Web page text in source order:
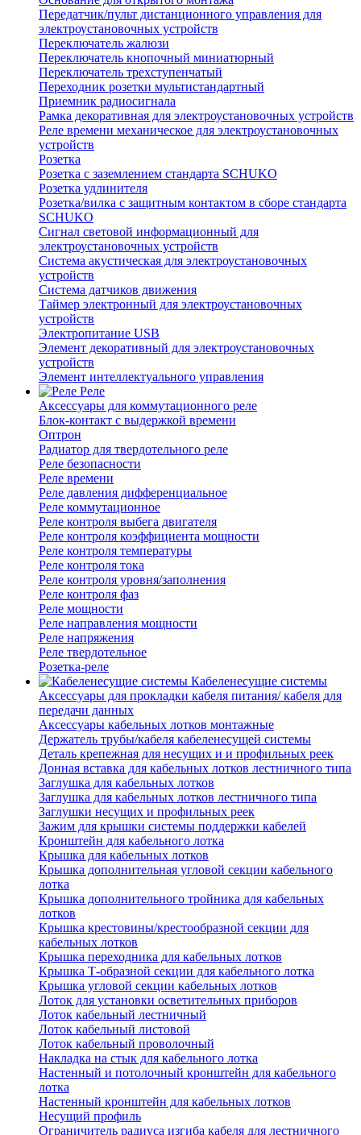
Передатчик/пульт дистанционного управления для
электроустановочных устройств
Переключатель жалюзи
Переключатель кнопочный миниатюрный
Переключатель трехступенчатый
Переходник розетки мультистандартный
Приемник радиосигнала
Рамка декоративная для электроустановочных устройств
Реле времени механическое для электроустановочных
устройств
Розетка
Розетка с заземлением стандарта SCHUKO
Розетка удлинителя
Розетка/вилка с защитным контактом в сборе стандарта
SCHUKO
Сигнал световой информационный для
электроустановочных устройств
Система акустическая для электроустановочных
устройств
Система датчиков движения
Таймер электронный для электроустановочных
устройств
Электропитание USB
Элемент декоративный для электроустановочных
устройств
Элемент интеллектуального управления
Реле
Аксессуары для коммутационного реле
Блок-контакт с выдержкой времени
Оптрон
Радиатор для твердотельного реле
Реле безопасности
Реле времени
Реле давления дифференциальное
Реле коммутационное
Реле контроля выбега двигателя
Реле контроля коэффициента мощности
Реле контроля температуры
Реле контроля тока
Реле контроля уровня/заполнения
Реле контроля фаз
Реле мощности
Реле направления мощности
Реле напряжения
Реле твердотельное
Розетка-реле
Кабеленесущие системы
Аксессуары для прокладки кабеля питания/ кабеля для
передачи данных
Аксессуары кабельных лотков монтажные
Держатель трубы/кабеля кабеленесущей системы
Деталь крепежная для несущих и и профильных реек
Донная вставка для кабельных лотков лестничного типа
Заглушка для кабельных лотков
Заглушка для кабельных лотков лестничного типа
Заглушки несущих и профильных реек
Зажим для крышки системы поддержки кабелей
Кронштейн для кабельного лотка
Крышка для кабельных лотков
Крышка дополнительная угловой секции кабельного
лотка
Крышка дополнительного тройника для кабельных
лотков
Крышка крестовины/крестообразной секции для
кабельных лотков
Крышка переходника для кабельных лотков
Крышка Т-образной секции для кабельного лотка
Крышка угловой секции кабельных лотков
Лоток для установки осветительных приборов
Лоток кабельный лестничный
Лоток кабельный листовой
Лоток кабельный проволочный
Накладка на стык для кабельного лотка
Настенный и потолочный кронштейн для кабельного
лотка
Настенный кронштейн для кабельных лотков
Несущий профиль
Ограничитель радиуса изгиба кабеля для лестничного